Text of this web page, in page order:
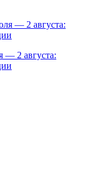
— 2 августа: